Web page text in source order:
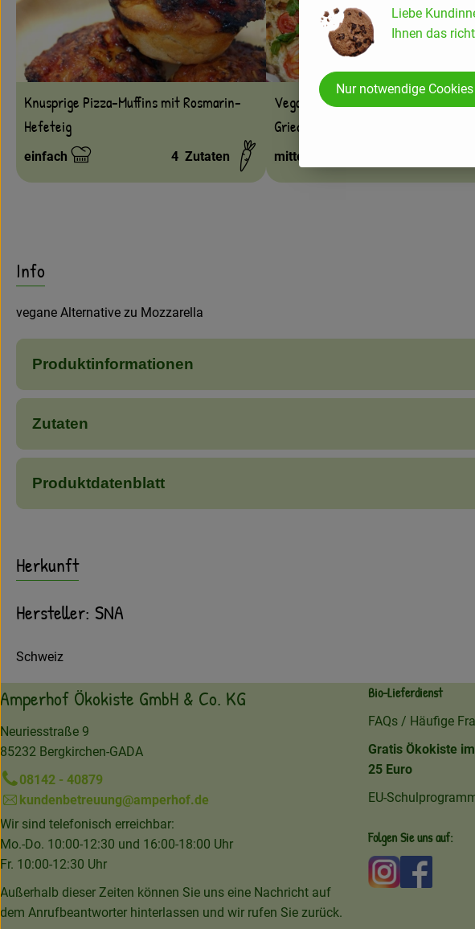
Knusprige Pizza-Muffins mit Rosmarin-
Hefeteig
Schwierigkeit:
einfach 4 Zutaten
Vegane Zucchini-Tomaten-Quiche
Griechischer Käse-Alternative
Schwierigkeit:
mittel
Info
vegane Alternative zu Mozzarella
Produktinformationen
Zutaten
Produktdatenblatt
Herkunft
Hersteller: SNA
Schweiz
Amperhof Ökokiste GmbH & Co. KG
Neuriesstraße 9
85232 Bergkirchen-GADA
08142 - 40879
kundenbetreuung@amperhof.de
Wir sind telefonisch erreichbar:
Mo.-Do. 10:00-12:30 und 16:00-18:00 Uhr
Fr. 10:00-12:30 Uhr
Außerhalb dieser Zeiten können Sie uns eine Nachricht auf
dem Anrufbeantworter hinterlassen und wir rufen Sie zurück.
Bio-Lieferdienst
FAQs / Häufige
Gratis Ökokiste
25 Euro
EU-
Folgen Sie uns auf:
Externer
Liebe
Ihnen das
Nur notwendige